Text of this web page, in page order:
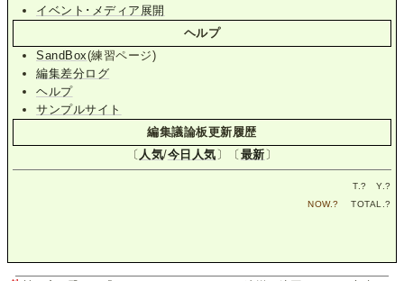
イベント･メディア展開
ヘルプ
SandBox(練習ページ)
編集差分ログ
ヘルプ
サンプルサイト
編集議論板更新履歴
〔 人気/今日人気 〕〔 最新 〕
T.? Y.?
NOW.? TOTAL.?